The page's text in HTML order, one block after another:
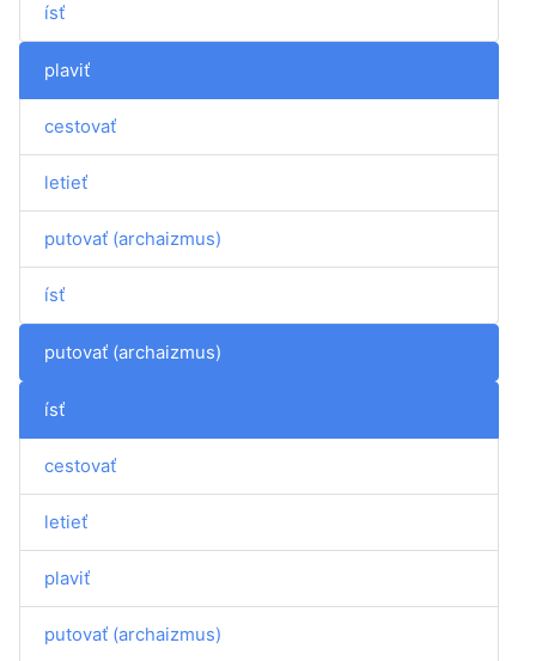
ísť
plaviť
cestovať
letieť
putovať (archaizmus)
ísť
putovať (archaizmus)
ísť
cestovať
letieť
plaviť
putovať (archaizmus)